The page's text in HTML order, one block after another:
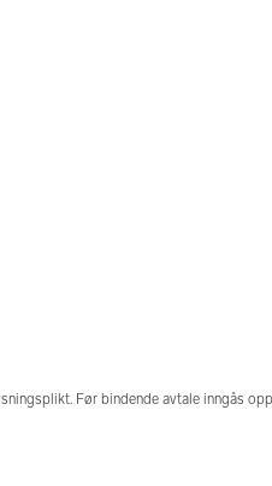
Før bindende avtale inngås